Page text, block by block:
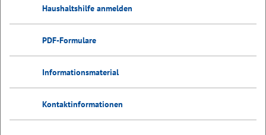
Haushaltshilfe anmelden
PDF-Formulare
Informationsmaterial
Kontaktinformationen